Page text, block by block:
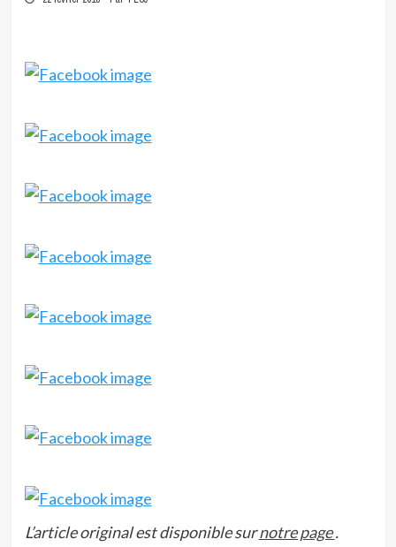
L’article original est disponible surnotre page.